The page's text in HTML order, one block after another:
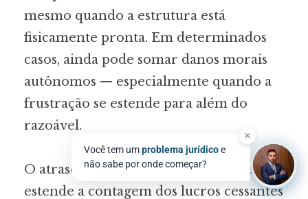
✕
Você tem umproblema jurídicoe
não sabe por onde começar?
mesmo quando a estrutura está
fisicamente pronta. Em determinados
casos, ainda pode somar danos morais
autônomos — especialmente quando a
frustração se estende para além do
razoável.
O atraso na entrega física das chaves
estende a contagem dos lucros cessantes